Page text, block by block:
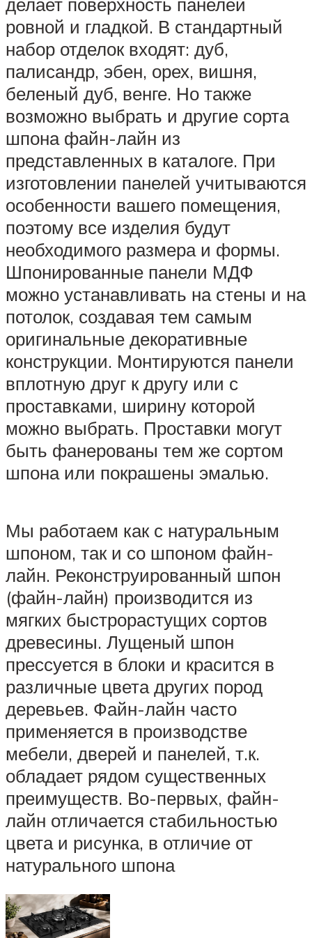
ровной и гладкой. В стандартный
набор отделок входят: дуб,
палисандр, эбен, орех, вишня,
беленый дуб, венге. Но также
возможно выбрать и другие сорта
шпона файн-лайн из
представленных в каталоге. При
изготовлении панелей учитываются
особенности вашего помещения,
поэтому все изделия будут
необходимого размера и формы.
Шпонированные панели МДФ
можно устанавливать на стены и на
потолок, создавая тем самым
оригинальные декоративные
конструкции. Монтируются панели
вплотную друг к другу или с
проставками, ширину которой
можно выбрать. Проставки могут
быть фанерованы тем же сортом
шпона или покрашены эмалью.
Мы работаем как с натуральным
шпоном, так и со шпоном файн-
лайн. Реконструированный шпон
(файн-лайн) производится из
мягких быстрорастущих сортов
древесины. Лущеный шпон
прессуется в блоки и красится в
различные цвета других пород
деревьев. Файн-лайн часто
применяется в производстве
мебели, дверей и панелей, т.к.
обладает рядом существенных
преимуществ. Во-первых, файн-
лайн отличается стабильностью
цвета и рисунка, в отличие от
натурального шпона